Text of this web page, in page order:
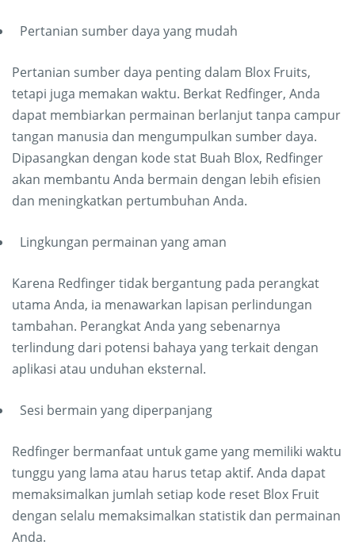
Pertanian sumber daya yang mudah
Pertanian sumber daya penting dalam Blox Fruits,
tetapi juga memakan waktu. Berkat Redfinger, Anda
dapat membiarkan permainan berlanjut tanpa campur
tangan manusia dan mengumpulkan sumber daya.
Dipasangkan dengan kode stat Buah Blox, Redfinger
akan membantu Anda bermain dengan lebih efisien
dan meningkatkan pertumbuhan Anda.
Lingkungan permainan yang aman
Karena Redfinger tidak bergantung pada perangkat
utama Anda, ia menawarkan lapisan perlindungan
tambahan. Perangkat Anda yang sebenarnya
terlindung dari potensi bahaya yang terkait dengan
aplikasi atau unduhan eksternal.
Sesi bermain yang diperpanjang
Redfinger bermanfaat untuk game yang memiliki waktu
tunggu yang lama atau harus tetap aktif. Anda dapat
memaksimalkan jumlah setiap kode reset Blox Fruit
dengan selalu memaksimalkan statistik dan permainan
Anda.